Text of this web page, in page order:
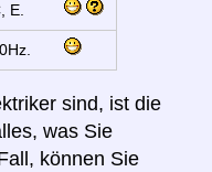
E.
sind, ist die
was Sie
können Sie